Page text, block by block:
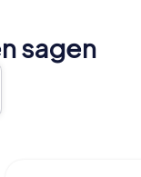
sagen